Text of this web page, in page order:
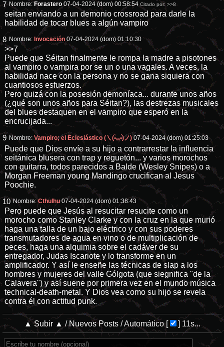
7 Nombre:Forastero 07-04-2024 (dom) 00:58:54 Citado por:>>8
seitan enviando a un demonio crossroad para darle la
habilidad de tocar blues a algún vampiro
8 Nombre: Invocación 07-04-2024 (dom) 01:10:30
>>7
Puede que Séitan finalmente le rompa la madre a pisotones
al vampiro o vampira por se un o una vagales. A veces, la
habilidad nace con la persona y no se gana siquiera con
cuantiosos esfuerzos.
Pero quizá con la posesión demoníaca... durante unos años
(¿qué son unos años para Séitan?), las destrezas musicales
del blues destaquen en el vampiro que esperó en la
encrucijada...
9 Nombre:Vampiro; el Eclesiástico (㇏(•̀ᵥᵥ•́)ノ) 07-04-2024 (dom) 01:25:03
Puede que Dios envíe a su hijo a contrarrestar la influencia
seitánica blusera con trap y reguetón... y varios morochos
con guitarra, todos parecidos a Balde (Wesley Snipes) o a
Morgan Freeman young Mandingo crucifican al Jesus
Poochie.
10 Nombre:Cthulhu 07-04-2024 (dom) 01:38:43
Pero puede que Jesús al resucitar resucite como un
morocho como Stanley Clarke y con la cruz en la que murió
haga una talla de un bajo eléctrico y con sus poderes
transmutadores de agua en vino o de multiplicación de
peces, haga una alquimia sobre el cadáver de su
entregador, Judas Iscariote y lo transforme en un
amplificador. Y así le enseñe las técnicas de slap a los
hombres y mujeres del valle Gólgota (que siegnifica "de la
Calavera") y así suene por primera vez en el mundo música
technical-death-metal. Y Dios vea como su hijo se revela
contra él con actitud punk.
▲ Subir ▲ /Nuevos Posts/Automático[ ] 11s...